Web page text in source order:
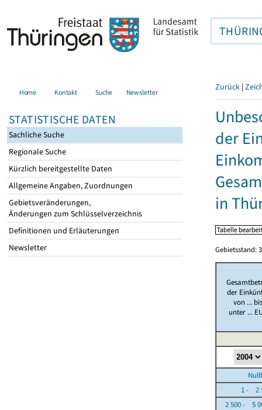
Home Kontakt Suche Newsletter
STATISTISCHE DATEN
Sachliche Suche
Regionale Suche
Kürzlich bereitgestellte Daten
Allgemeine Angaben, Zuordnungen
Gebietsveränderungen,
Änderungen zum Schlüsselverzeichnis
Definitionen und Erläuterungen
Newsletter
Zurück |
der
in
Gebietsstand:
der
von ...
unter ...
1 - 2
2 500 - 5